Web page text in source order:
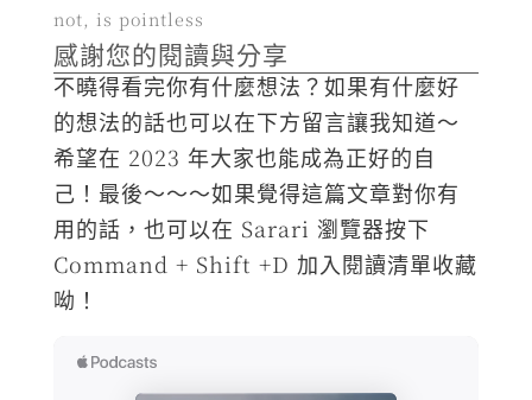
not, is pointless
感謝您的閱讀與分享
不曉得看完你有什麼想法？如果有什麼好
的想法的話也可以在下方留言讓我知道～
希望在 2023 年大家也能成為正好的自
己！最後～～～如果覺得這篇文章對你有
用的話，也可以在 Sarari 瀏覽器按下
Command + Shift +D 加入閱讀清單收藏
呦！